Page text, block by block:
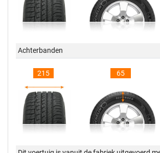
Achterbanden
215 65